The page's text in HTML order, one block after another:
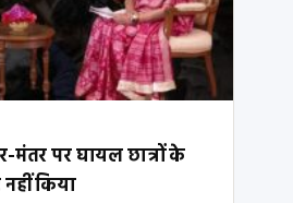
मंतर पर घायल छात्रों के
किया